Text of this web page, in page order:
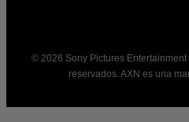
© 2026 Sony Pictures
reservados. AXN es una